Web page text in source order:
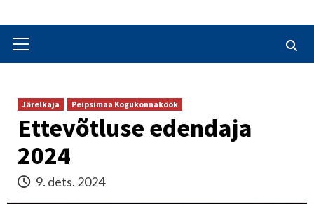
Menu
Järelkaja Peipsimaa Kogukonnaköök
Ettevõtluse edendaja
2024
9. dets. 2024